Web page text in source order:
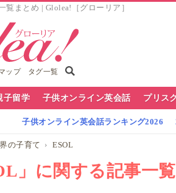
覧まとめ | Glolea!［グローリア］
ップ タグ一覧
子留学 子供オンライン英会話 プリス
子供オンライン英会話ランキング2026
の子育て ESOL
」に関する記事一